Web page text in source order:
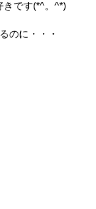
きです(*^。^*)
のに・・・